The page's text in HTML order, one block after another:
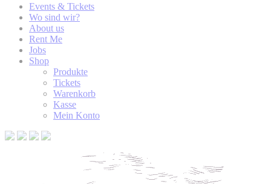
Events & Tickets
Wo sind wir?
About us
Rent Me
Jobs
Shop
Produkte
Tickets
Warenkorb
Kasse
Mein Konto